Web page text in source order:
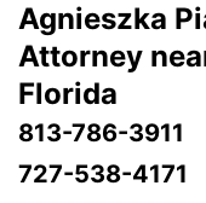
Agnieszka
Attorney
Florida
813-786-3911
727-538-4171